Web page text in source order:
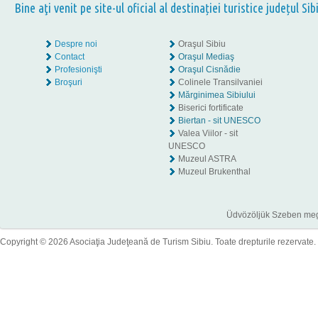
Bine aţi venit pe site-ul oficial al destinației turistice județul
Despre noi
Contact
Profesionişti
Broşuri
Oraşul Sibiu
Oraşul Mediaş
Oraşul Cisnădie
Colinele Transilvaniei
Mărginimea Sibiului
Biserici fortificate
Biertan - sit UNESCO
Valea Viilor - sit
UNESCO
Muzeul ASTRA
Muzeul Brukenthal
Üdvözöljük Szeben
Copyright © 2026 Asociaţia Judeţeană de Turism Sibiu. Toate drepturile rezervate.